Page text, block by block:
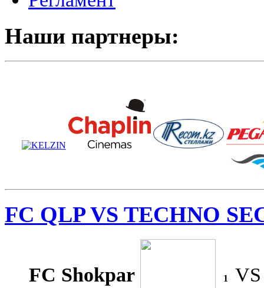
Наши партнеры:
FC QLP VS TECHNO
FC Shokpar 1